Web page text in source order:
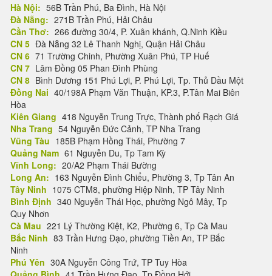
Hà Nội: 56B Trần Phú, Ba Đình, Hà Nội
Đà Nẵng: 271B Trần Phú, Hải Châu
Cần Thơ: 266 đường 30/4, P. Xuân khánh, Q.Ninh Kiều
CN 5 Đà Nẵng 32 Lê Thanh Nghị, Quận Hải Châu
CN 6 71 Trường Chinh, Phường Xuân Phú, TP Huế
CN 7 Lâm Đồng 05 Phan Đình Phùng
CN 8 Bình Dương 151 Phú Lợi, P. Phú Lợi, Tp. Thủ Dầu Một
Đồng Nai 40/198A Phạm Văn Thuận, KP.3, P.Tân Mai Biên
Hòa
Kiên Giang 418 Nguyễn Trung Trực, Thành phố Rạch Giá
Nha Trang 54 Nguyễn Đức Cảnh, TP Nha Trang
Vũng Tàu 185B Phạm Hồng Thái, Phường 7
Quảng Nam 61 Nguyễn Du, Tp Tam Kỳ
Vĩnh Long: 20/A2 Phạm Thái Bường
Long An: 163 Nguyễn Đình Chiểu, Phường 3, Tp Tân An
Tây Ninh 1075 CTM8, phường Hiệp Ninh, TP Tây Ninh
Bình Định 340 Nguyễn Thái Học, phường Ngô Mây, Tp
Quy Nhơn
Cà Mau 221 Lý Thường Kiệt, K2, Phường 6, Tp Cà Mau
Bắc Ninh 83 Trần Hưng Đạo, phường Tiền An, TP Bắc
Ninh
Phú Yên 30A Nguyễn Công Trứ, TP Tuy Hòa